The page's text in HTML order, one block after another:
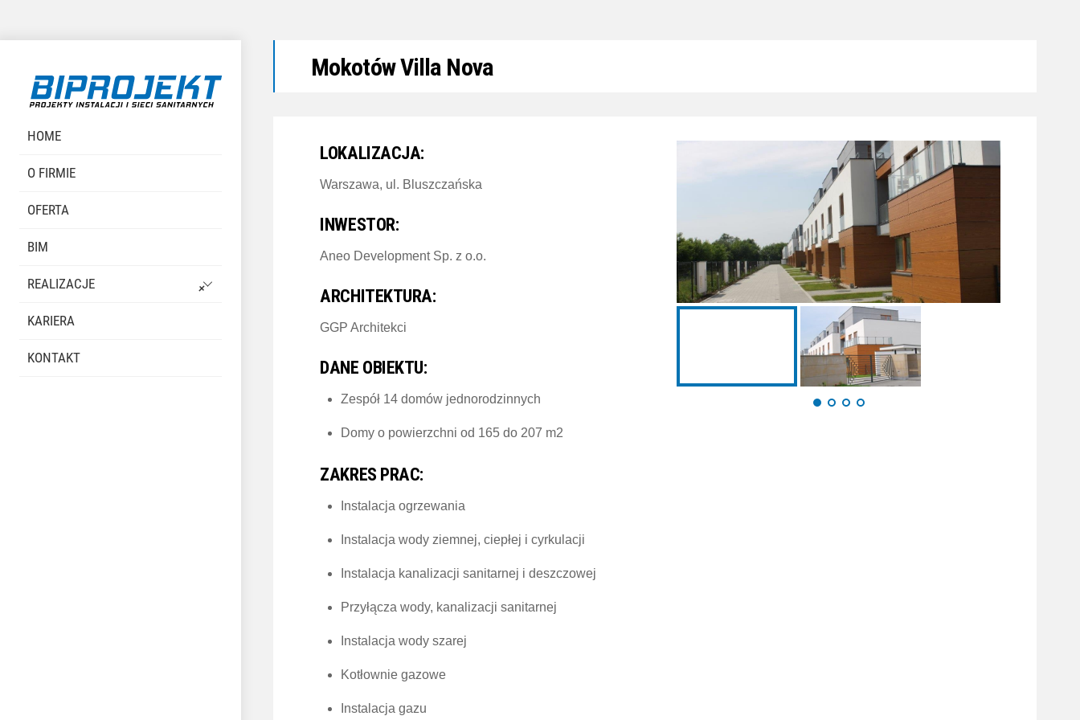
content
HOME
O FIRMIE
OFERTA
BIM
REALIZACJE
KARIERA
KONTAKT
Mokotów Villa Nova
LOKALIZACJA:
Warszawa, ul. Bluszczańska
INWESTOR:
Aneo Development Sp. z o.o.
ARCHITEKTURA:
GGP Architekci
DANE OBIEKTU:
Zespół 14 domów jednorodzinnych
Domy o powierzchni od 165 do 207 m2
ZAKRES PRAC:
Instalacja ogrzewania
Instalacja wody ziemnej, ciepłej i cyrkulacji
Instalacja kanalizacji sanitarnej i deszczowej
Przyłącza wody, kanalizacji sanitarnej
Instalacja wody szarej
Kotłownie gazowe
Instalacja gazu